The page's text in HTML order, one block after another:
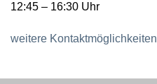
12:45 – 16:30 Uhr
weitere Kontaktmöglichkeiten